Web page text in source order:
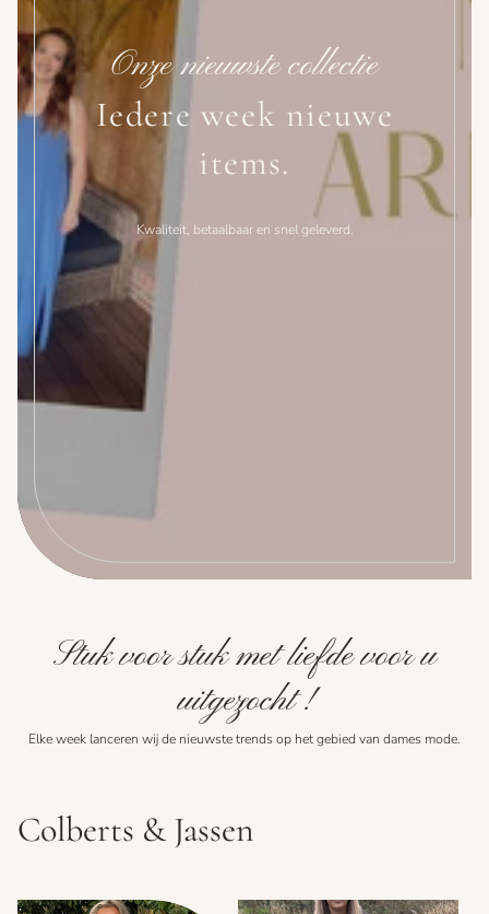
Onze nieuwste collectie
Iedere week nieuwe
items.
Kwaliteit, betaalbaar en snel geleverd.
Stuk voor stuk met liefde voor u
uitgezocht !
Elke week lanceren wij de nieuwste trends op het gebied van dames mode.
Colberts & Jassen